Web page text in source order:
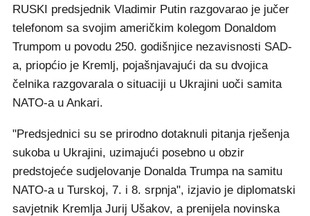
RUSKI predsjednik Vladimir Putin razgovarao je jučer
telefonom sa svojim američkim kolegom Donaldom
Trumpom u povodu 250. godišnjice nezavisnosti SAD-
a, priopćio je Kremlj, pojašnjavajući da su dvojica
čelnika razgovarala o situaciji u Ukrajini uoči samita
NATO-a u Ankari.
"Predsjednici su se prirodno dotaknuli pitanja rješenja
sukoba u Ukrajini, uzimajući posebno u obzir
predstojeće sudjelovanje Donalda Trumpa na samitu
NATO-a u Turskoj, 7. i 8. srpnja", izjavio je diplomatski
savjetnik Kremlja Jurij Ušakov, a prenijela novinska